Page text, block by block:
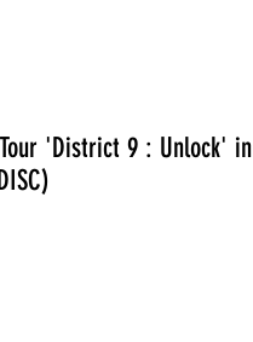
'District 9 : Unlock' in